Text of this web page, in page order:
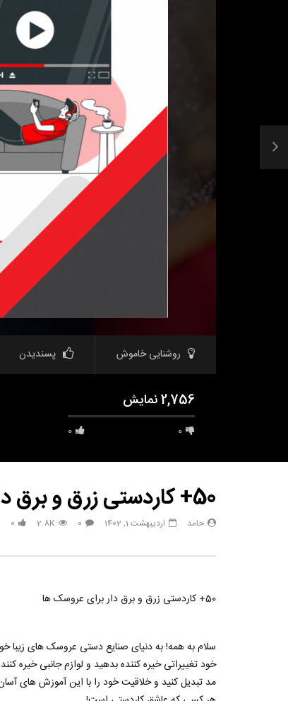
مصاحبه حسن یزدانی بعد از برنده شدن با تیلور
روشنایی خاموش پسندیدن
2,756 نمایش
0 0
مشاهده
33 هک درخشان برای زیبایی طبیعی
6
هک
50+ کاردستی زرق و برق دار برای عروسک ها
حامد اردیبهشت 1, 1402 0
2.8K
0
50+ کاردستی زرق و برق دار برای عروسک ها
سلام به همه! به دنیای صنایع دستی عروسک های زیبا
خود تغییراتی خیره کننده بدهید و لوازم جانبی خیره
مد تبدیل کنید و خلاقیت خود را با این آموزش های